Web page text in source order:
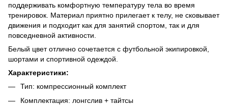
поддерживать комфортную температуру тела во время
тренировок. Материал приятно прилегает к телу, не сковывает
движения и подходит как для занятий спортом, так и для
повседневной активности.
Белый цвет отлично сочетается с футбольной экипировкой,
шортами и спортивной одеждой.
Характеристики:
Тип: компрессионный комплект
Комплектация: лонгслив + тайтсы